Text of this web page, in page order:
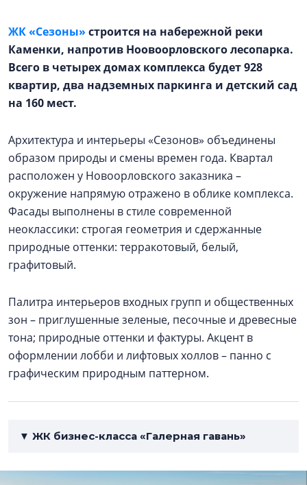
ЖК «Сезоны» строится на набережной реки
Каменки, напротив Ноовоорловского лесопарка.
Всего в четырех домах комплекса будет 928
квартир, два надземных паркинга и детский сад
на 160 мест.
Архитектура и интерьеры «Сезонов» объединены
образом природы и смены времен года. Квартал
расположен у Новоорловского заказника –
окружение напрямую отражено в облике комплекса.
Фасады выполнены в стиле современной
неоклассики: строгая геометрия и сдержанные
природные оттенки: терракотовый, белый,
графитовый.
Палитра интерьеров входных групп и общественных
зон – приглушенные зеленые, песочные и древесные
тона; природные оттенки и фактуры. Акцент в
оформлении лобби и лифтовых холлов – панно с
графическим природным паттерном.
▼ ЖК бизнес-класса «Галерная гавань»